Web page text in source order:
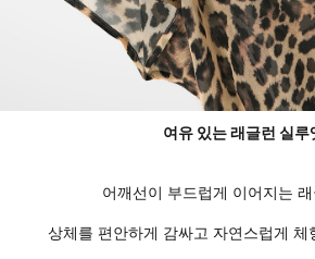
여유 있는 래글런 실루
어깨선이 부드럽게 이어지는
상체를 편안하게 감싸고 자연스럽게 체